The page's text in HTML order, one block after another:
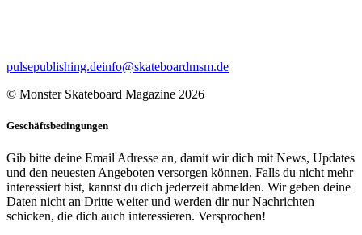
pulsepublishing.deinfo@skateboardmsm.de
© Monster Skateboard Magazine 2026
Geschäftsbedingungen
Gib bitte deine Email Adresse an, damit wir dich mit News, Updates
und den neuesten Angeboten versorgen können. Falls du nicht mehr
interessiert bist, kannst du dich jederzeit abmelden. Wir geben deine
Daten nicht an Dritte weiter und werden dir nur Nachrichten
schicken, die dich auch interessieren. Versprochen!